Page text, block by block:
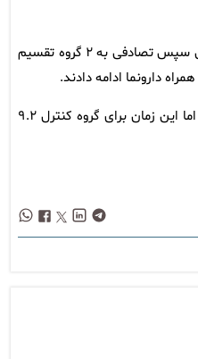
در این کارآزمایی، محققان با استفاده از آزمایش خون ۳۱۵ بیمار دارای جهش ESR1 را شناسایی کردند. این بیماران سپس تصادفی به ۲ گروه تقسیم
نتایج نشان داد در گروه دریافت‌کننده کامیزسترانت مدت بقای بدون پیشرفت بیماری به‌طور میانگین ۱۶ ماه بود اما این زمان برای گروه کنترل ۹.۲